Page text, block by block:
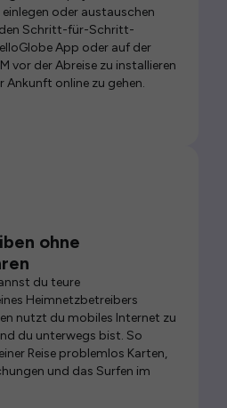
oder austauschen
Schritt-für-Schritt-
App oder auf der
vor der Abreise zu installieren
Ankunft online zu gehen.
ohne
du teure
Heimnetzbetreibers
nutzt du mobiles Internet zu
du unterwegs bist. So
Reise problemlos Karten,
und das Surfen im